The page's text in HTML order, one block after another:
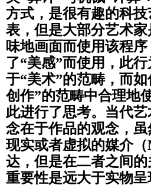
方式，是很有趣的科
表，但是大部分艺术
味地画面而使用该程
了“美感”而使用，此
于“美术”的范畴，而
创作”的范畴中合理地
此进行了思考。 当代
念在于作品的观念，
现实或者虚拟的媒介
达，但是在二者之间
重要性是远大于实物